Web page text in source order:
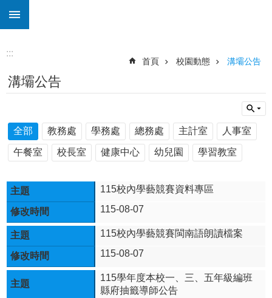
跳到主要內容區塊
搜
尋
認
識
校
務
公
務
系
統
學
生
專
:::
首頁 校園動態 溝壩公告
溝壩公告
全部 教務處 學務處 總務處 主計室 人事室
午餐室 校長室 健康中心 幼兒園 學習教室
115校內學藝競賽資料專區
115-08-07
115校內學藝競賽閩南語朗讀檔案
115-08-07
115學年度本校一、三、五年級編班
縣府抽籤導師公告